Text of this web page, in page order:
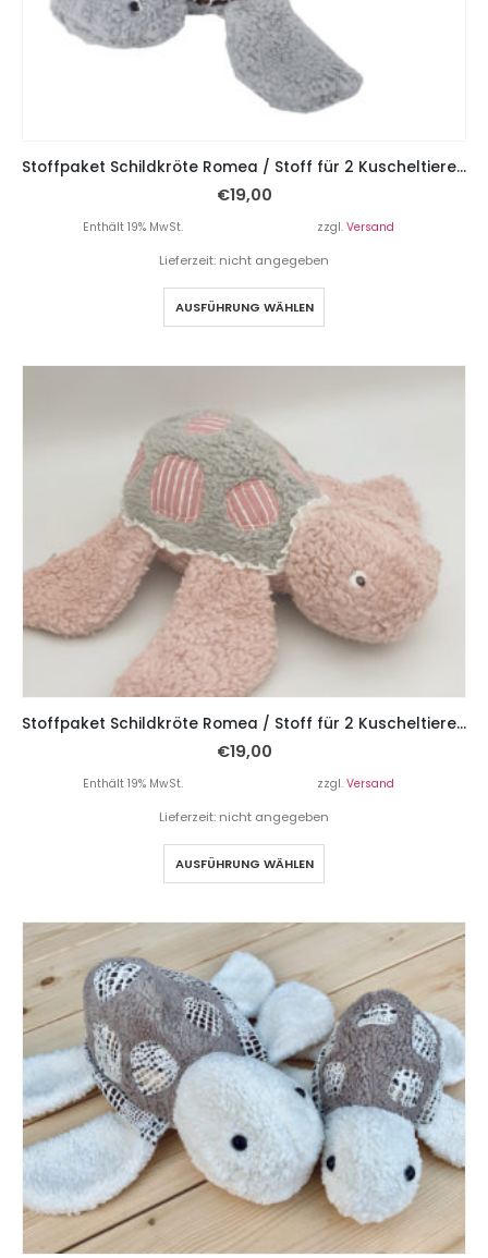
Stoffpaket Schildkröte Romea / Stoff für 2 Kuscheltiere – Grau Leo
€19,00
Enthält 19% MwSt. zzgl. Versand
Lieferzeit: nicht angegeben
AUSFÜHRUNG WÄHLEN
Stoffpaket Schildkröte Romea / Stoff für 2 Kuscheltiere – Rosa Streifen
€19,00
Enthält 19% MwSt. zzgl. Versand
Lieferzeit: nicht angegeben
AUSFÜHRUNG WÄHLEN